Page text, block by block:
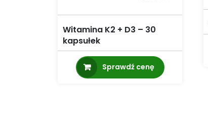
Witamina K2 + D3 – 30
kapsułek
Sprawdź cenę